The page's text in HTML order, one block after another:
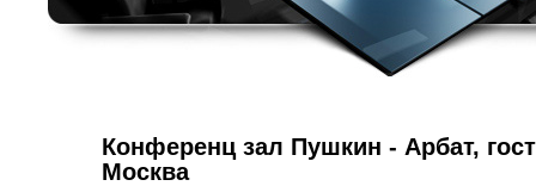
Конференц зал Пушкин - Арбат,
Москва